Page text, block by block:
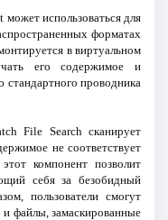
использоваться для
форматах
в виртуальном
его содержимое и
проводника
File Search сканирует
не соответствует
компонент позволит
себя за безобидный
пользователи смогут
файлы, замаскированные